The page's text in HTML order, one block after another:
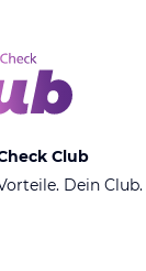
Club
Dein Club.